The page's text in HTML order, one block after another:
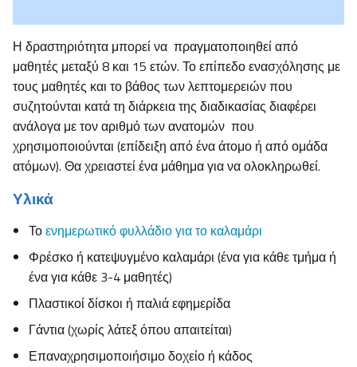
Η δραστηριότητα μπορεί να πραγματοποιηθεί από
μαθητές μεταξύ 8 και 15 ετών. Το επίπεδο ενασχόλησης με
τους μαθητές και το βάθος των λεπτομερειών που
συζητούνται κατά τη διάρκεια της διαδικασίας διαφέρει
ανάλογα με τον αριθμό των ανατομών που
χρησιμοποιούνται (επίδειξη από ένα άτομο ή από ομάδα
ατόμων). Θα χρειαστεί ένα μάθημα για να ολοκληρωθεί.
Υλικά
Τοενημερωτικό φυλλάδιο για το καλαμάρι
Φρέσκο ή κατεψυγμένο καλαμάρι (ένα για κάθε τμήμα ή
ένα για κάθε 3-4 μαθητές)
Πλαστικοί δίσκοι ή παλιά εφημερίδα
Γάντια (χωρίς λάτεξ όπου απαιτείται)
Επαναχρησιμοποιήσιμο δοχείο ή κάδος